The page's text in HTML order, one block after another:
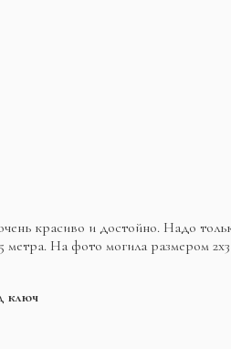
красиво и достойно. Надо
На фото могила размером
ключ